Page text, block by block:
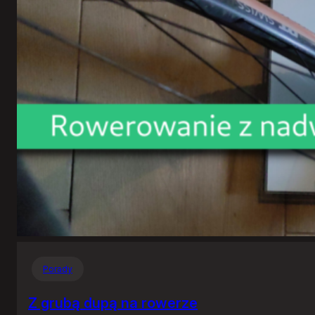
Porady
Z grubą dupą na rowerze